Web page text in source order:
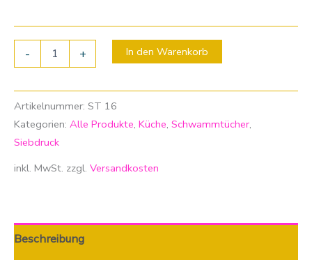
- + In den Warenkorb
Artikelnummer: ST 16
Kategorien: Alle Produkte, Küche, Schwammtücher,
Siebdruck
inkl. MwSt. zzgl. Versandkosten
Beschreibung